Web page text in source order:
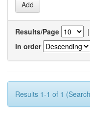
Results/Page |
In order
Results 1-1 of 1